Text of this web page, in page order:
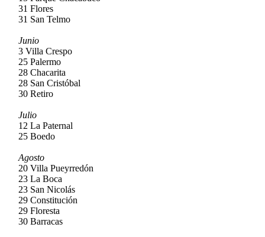
31 Flores
31 San Telmo
Junio
3 Villa Crespo
25 Palermo
28 Chacarita
28 San Cristóbal
30 Retiro
Julio
12 La Paternal
25 Boedo
Agosto
20 Villa Pueyrredón
23 La Boca
23 San Nicolás
29 Constitución
29 Floresta
30 Barracas